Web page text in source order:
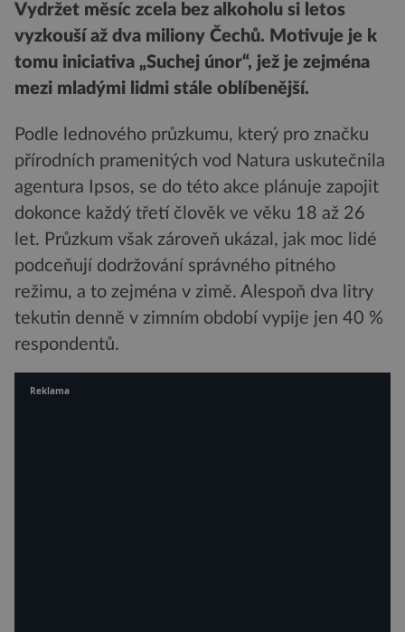
Vydržet měsíc zcela bez alkoholu si letos
vyzkouší až dva miliony Čechů. Motivuje je k
tomu iniciativa „Suchej únor“, jež je zejména
mezi mladými lidmi stále oblíbenější.
Podle lednového průzkumu, který pro značku
přírodních pramenitých vod Natura uskutečnila
agentura Ipsos, se do této akce plánuje zapojit
dokonce každý třetí člověk ve věku 18 až 26
let. Průzkum však zároveň ukázal, jak moc lidé
podceňují dodržování správného pitného
režimu, a to zejména v zimě. Alespoň dva litry
tekutin denně v zimním období vypije jen 40 %
respondentů.
Reklama